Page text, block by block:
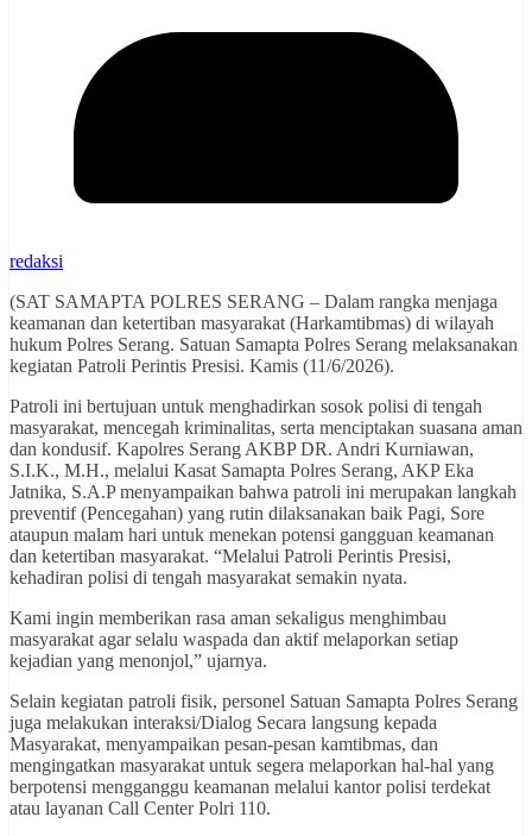
redaksi
(SAT SAMAPTA POLRES SERANG – Dalam rangka menjaga
keamanan dan ketertiban masyarakat (Harkamtibmas) di wilayah
hukum Polres Serang. Satuan Samapta Polres Serang melaksanakan
kegiatan Patroli Perintis Presisi. Kamis (11/6/2026).
Patroli ini bertujuan untuk menghadirkan sosok polisi di tengah
masyarakat, mencegah kriminalitas, serta menciptakan suasana aman
dan kondusif. Kapolres Serang AKBP DR. Andri Kurniawan,
S.I.K., M.H., melalui Kasat Samapta Polres Serang, AKP Eka
Jatnika, S.A.P menyampaikan bahwa patroli ini merupakan langkah
preventif (Pencegahan) yang rutin dilaksanakan baik Pagi, Sore
ataupun malam hari untuk menekan potensi gangguan keamanan
dan ketertiban masyarakat. “Melalui Patroli Perintis Presisi,
kehadiran polisi di tengah masyarakat semakin nyata.
Kami ingin memberikan rasa aman sekaligus menghimbau
masyarakat agar selalu waspada dan aktif melaporkan setiap
kejadian yang menonjol,” ujarnya.
Selain kegiatan patroli fisik, personel Satuan Samapta Polres Serang
juga melakukan interaksi/Dialog Secara langsung kepada
Masyarakat, menyampaikan pesan-pesan kamtibmas, dan
mengingatkan masyarakat untuk segera melaporkan hal-hal yang
berpotensi mengganggu keamanan melalui kantor polisi terdekat
atau layanan Call Center Polri 110.